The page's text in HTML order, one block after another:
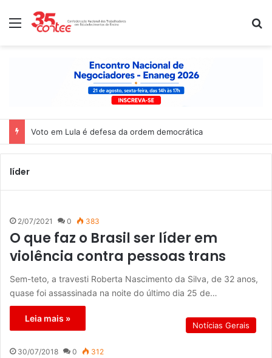
Menu
Voto em Lula é defesa da ordem democrática
líder
2/07/2021 0 383
O que faz o Brasil ser líder em
violência contra pessoas trans
Sem-teto, a travesti Roberta Nascimento da Silva, de 32 anos,
quase foi assassinada na noite do último dia 25 de…
Leia mais »
Notícias Gerais
30/07/2018 0 312